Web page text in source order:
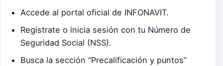
Accede al portal oficial de INFONAVIT.
Regístrate o inicia sesión con tu Número de
Seguridad Social (NSS).
Busca la sección “Precalificación y puntos”